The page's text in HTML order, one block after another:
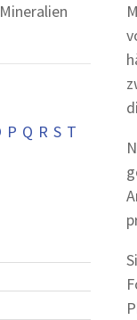
P Q R S T